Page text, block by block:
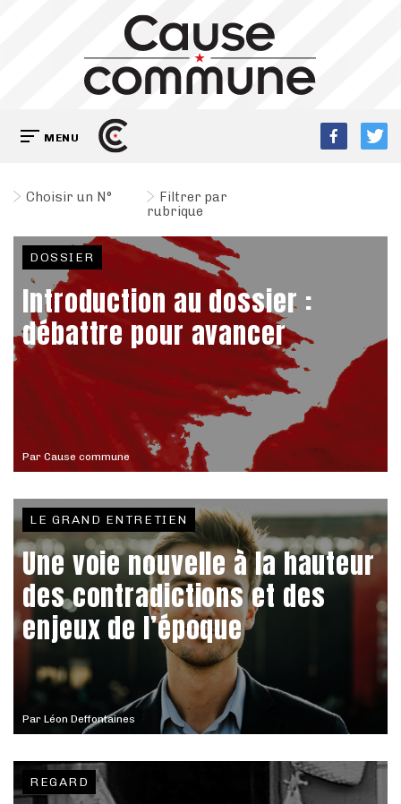
MENU
Choisir un N°
Filtrer par
rubrique
Par Cause commune
DOSSIER
Introduction au dossier :
débattre pour avancer
Par Léon Deffontaines
LE GRAND ENTRETIEN
Une voie nouvelle à la hauteur
des contradictions et des
enjeux de l’époque
REGARD